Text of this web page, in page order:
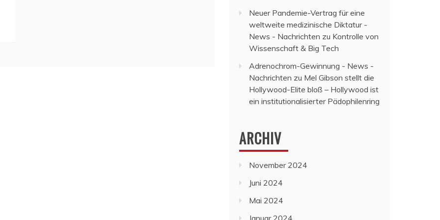
Neuer Pandemie-Vertrag für eine
weltweite medizinische Diktatur -
News - Nachrichten zu Kontrolle von
Wissenschaft & Big Tech
Adrenochrom-Gewinnung - News -
Nachrichten zu Mel Gibson stellt die
Hollywood-Elite bloß – Hollywood ist
ein institutionalisierter Pädophilenring
ARCHIV
November 2024
Juni 2024
Mai 2024
Januar 2024